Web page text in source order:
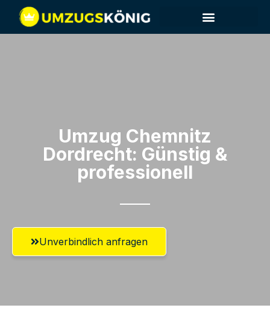
Umzug Chemnitz​
Dordrecht: Günstig &
professionell​
Unverbindlich anfragen